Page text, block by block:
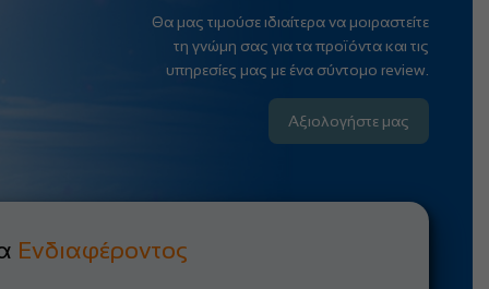
Θα μας τιμούσε ιδιαίτερα να μοιραστείτε
τη γνώμη σας για τα προϊόντα και τις
υπηρεσίες μας με ένα σύντομο review.
Αξιολογήστε μας
Ενδιαφέροντος